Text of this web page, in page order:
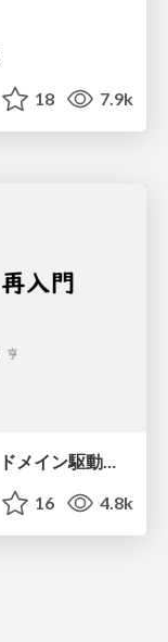
18 7.9k
今こそ聞きたいソフトウェア設計 ドメイン駆動設計再入門
16 4.8k